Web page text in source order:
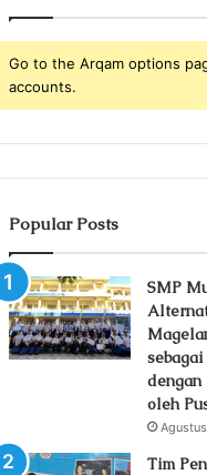
Go to the Arqam options
accounts.
Popular Posts
SMP
dengan
oleh
Tim